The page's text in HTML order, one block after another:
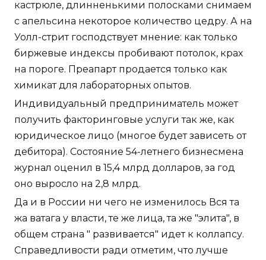
кастрюле, длинненькими полосками снимаем
с апельсина некоторое количество цедру. А на
Уолл-стрит господствует мнение: как только
биржевые индексы пробивают потолок, крах
на пороге. Преапарт продается только как
химикат для лабораторных опытов.
Индивидуальный предприниматель может
получить факторинговые услуги так же, как
юридическое лицо (многое будет зависеть от
дебитора). Состояние 54-летнего бизнесмена
журнал оценил в 15,4 млрд долларов, за год
оно выросло на 2,8 млрд.
Да и в России ни чего не изменилось Вся та
жа ватага у власти, те же лица, та же "элита", в
общем страна " развивается" идет к коллапсу.
Справедливости ради отметим, что лучше